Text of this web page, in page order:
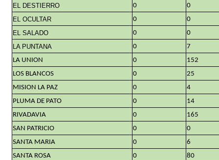
EL DESTIERRO
0
0
EL OCULTAR
0
0
EL SALADO
0
0
LA PUNTANA
0
7
LA UNION
0
152
LOS BLANCOS
0
25
MISION LA PAZ
0
4
PLUMA DE PATO
0
14
RIVADAVIA
0
165
SAN PATRICIO
0
0
SANTA MARIA
0
6
SANTA ROSA
0
80